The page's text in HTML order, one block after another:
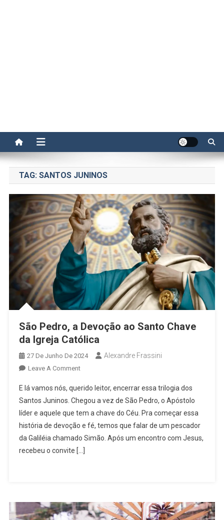
TAG: SANTOS JUNINOS
São Pedro, a Devoção ao Santo Chave
da Igreja Católica
27 De Junho De 2024 Alexandre Frassini
Leave A CommentOn
Pedro,
A
Devoção
Ao
Santo
Chave
E lá vamos nós, querido leitor, encerrar essa trilogia dos
Santos Juninos. Chegou a vez de São Pedro, o Apóstolo
líder e aquele que tem a chave do Céu. Pra começar essa
história de devoção e fé, temos que falar de um pescador
da Galiléia chamado Simão. Após um encontro com Jesus,
recebeu o convite […]